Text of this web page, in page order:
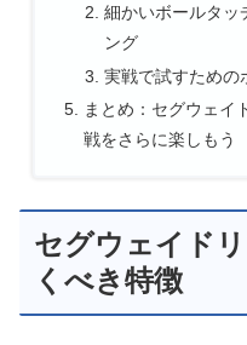
細かいボールタッ
ング
実戦で試すための
まとめ：セグウェイ
戦をさらに楽しもう
セグウェイド
くべき特徴